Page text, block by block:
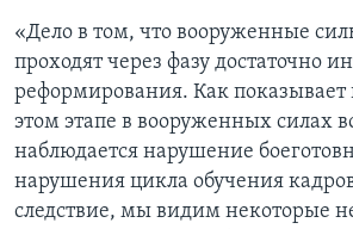
«Дело в том, что вооруженные
проходят через фазу достаточно
реформирования. Как показывает
этом этапе в вооруженных силах
наблюдается нарушение
нарушения цикла обучения
следствие, мы видим некоторые